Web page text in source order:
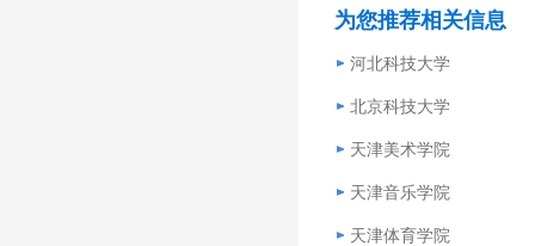
为您推荐相关信息
河北科技大学
北京科技大学
天津美术学院
天津音乐学院
天津体育学院